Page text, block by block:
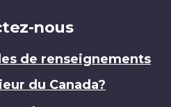
nous
de renseignements
du Canada?